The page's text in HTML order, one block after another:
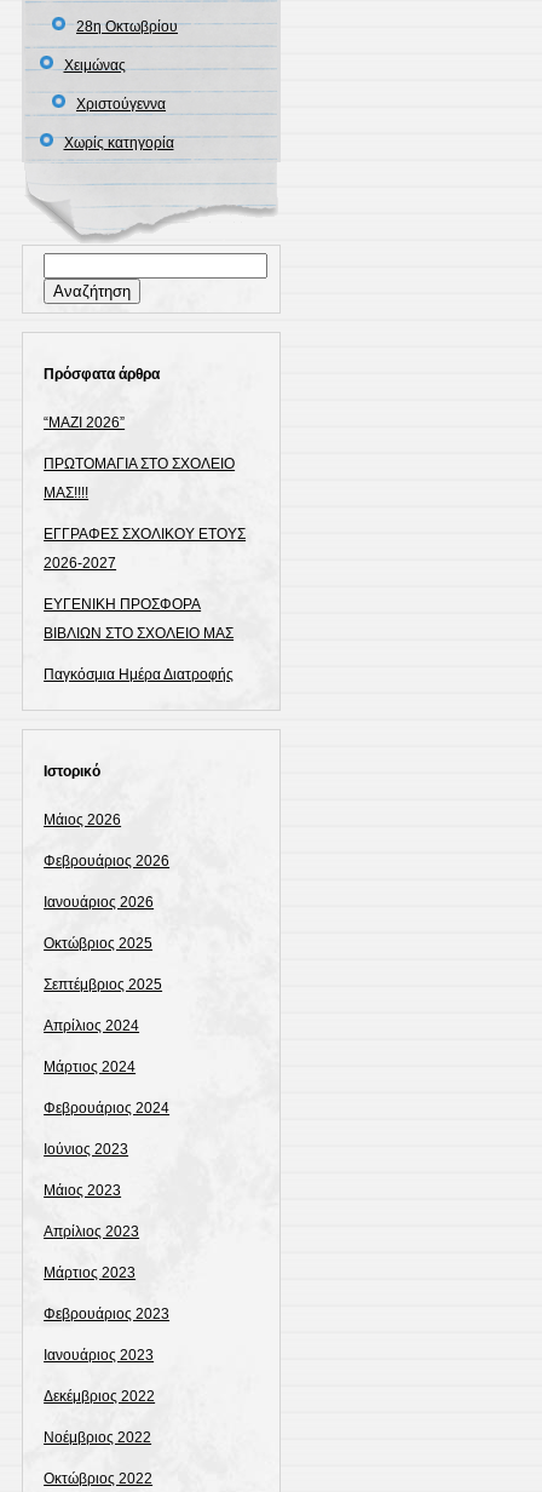
28η Οκτωβρίου
Χειμώνας
Χριστούγεννα
Χωρίς κατηγορία
για:
Πρόσφατα άρθρα
“ΜΑΖΙ 2026”
ΠΡΩΤΟΜΑΓΙΑ ΣΤΟ ΣΧΟΛΕΙΟ
ΜΑΣ!!!!
ΕΓΓΡΑΦΕΣ ΣΧΟΛΙΚΟΥ ΕΤΟΥΣ
2026-2027
ΕΥΓΕΝΙΚΗ ΠΡΟΣΦΟΡΑ
ΒΙΒΛΙΩΝ ΣΤΟ ΣΧΟΛΕΙΟ ΜΑΣ
Παγκόσμια Ημέρα Διατροφής
Ιστορικό
Μάιος 2026
Φεβρουάριος 2026
Ιανουάριος 2026
Οκτώβριος 2025
Σεπτέμβριος 2025
Απρίλιος 2024
Μάρτιος 2024
Φεβρουάριος 2024
Ιούνιος 2023
Μάιος 2023
Απρίλιος 2023
Μάρτιος 2023
Φεβρουάριος 2023
Ιανουάριος 2023
Δεκέμβριος 2022
Νοέμβριος 2022
Οκτώβριος 2022